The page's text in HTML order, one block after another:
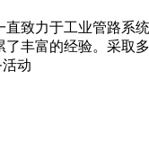
致力于工业管路系
丰富的经验。采
动